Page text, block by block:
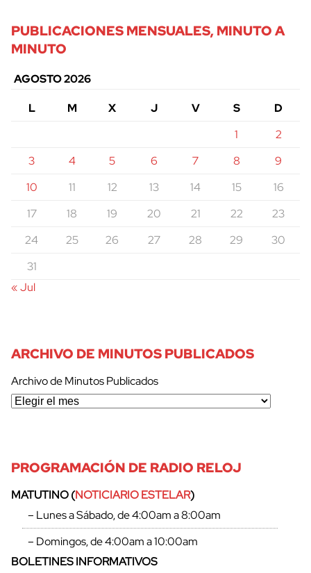
PUBLICACIONES MENSUALES, MINUTO A
MINUTO
AGOSTO 2026
L
M X J V S
D
1
2
3
4 5 6 7 8
9
10
11 12 13 14 15
16
17
18 19 20 21 22
23
24
25 26 27 28 29
30
31
« Jul
ARCHIVO DE MINUTOS PUBLICADOS
Archivo de Minutos Publicados
PROGRAMACIÓN DE RADIO RELOJ
MATUTINO (NOTICIARIO ESTELAR)
– Lunes a Sábado, de 4:00am a 8:00am
– Domingos, de 4:00am a 10:00am
BOLETINES INFORMATIVOS